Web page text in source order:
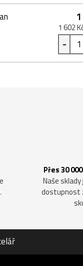
1 602
-
Přes 30
Naše
dostupnost